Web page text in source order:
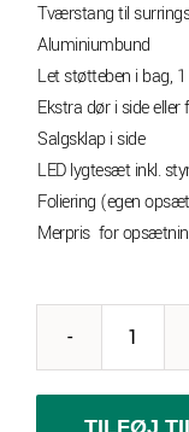
Tværstang til
Aluminiumbund
Let støtteben i bag,
Ekstra dør i side eller
Salgsklap i side
LED lygtesæt inkl.
Foliering (egen
Merpris for
Variant
2017